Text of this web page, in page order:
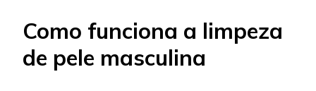
Como funciona a limpeza
de pele masculina